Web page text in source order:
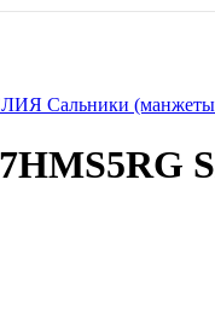
Сальники